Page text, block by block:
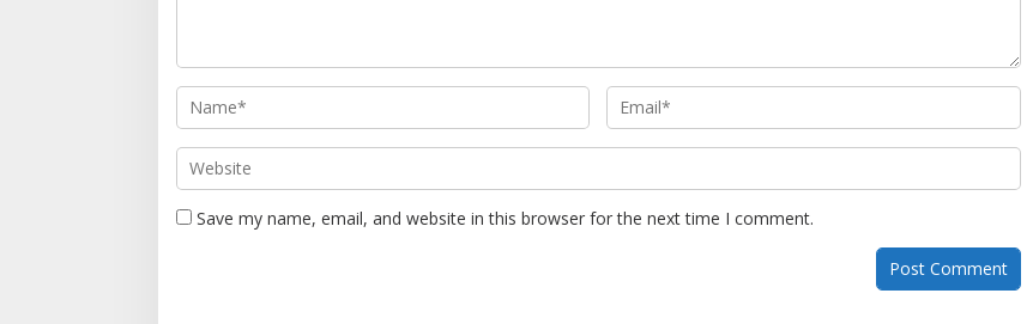
Save my name, email, and website in this browser for the next time I comment.